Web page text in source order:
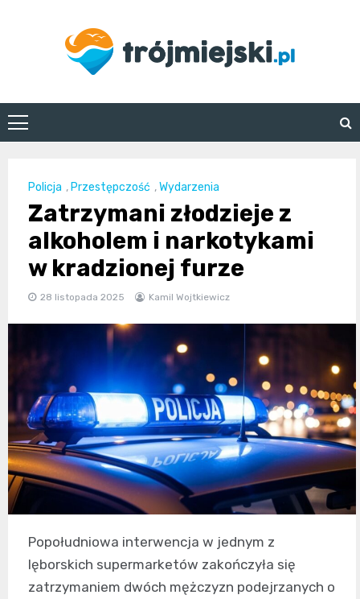
trojmiejski.pl
Policja , Przestępczość ,Wydarzenia
Zatrzymani złodzieje z
alkoholem i narkotykami
w kradzionej furze
28 listopada 2025 Kamil Wojtkiewicz
Popołudniowa interwencja w jednym z
lęborskich supermarketów zakończyła się
zatrzymaniem dwóch mężczyzn podejrzanych o